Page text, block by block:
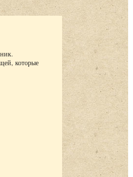
которые